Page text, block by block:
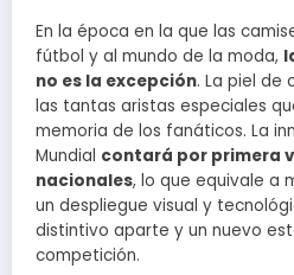
En la época en la que las
fútbol y al mundo de la moda,
no es la excepción. La piel de
las tantas aristas especiales
memoria de los fanáticos. La
Mundial contará por primera
nacionales, lo que equivale a
un despliegue visual y
distintivo aparte y un nuevo
competición.